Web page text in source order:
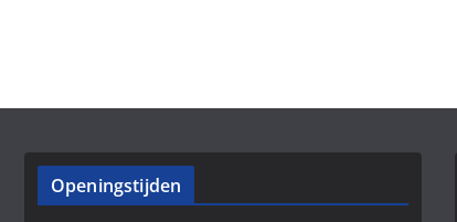
Openingstijden